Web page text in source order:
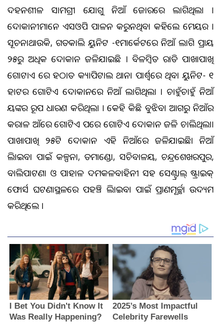
ଦହନଶୀଳ ସାମଗ୍ରୀ ଯୋଗୁ ନିଆଁ ଜୋରରେ ଲାଗିଥିଲା ।
ଦୋକାନୀମାନେ ଏସଓପି ପାଳନ କରୁନଥିବା କହିଲେ ମେୟର ।
ସୂଚନାଥାଉକି, ଗତକାଲି ୟୁନିଟ -୧ମାର୍କେଟରେ ନିଆଁ ଲାଗି ପ୍ରାୟ
୨୫ରୁ ଅଧିକ ଦୋକାନ ଜଳିଯାଇଛି । ବିଳମ୍ବିତ ରାତି ପାଖାପାଖି
ଗୋଟାଏ ରେ ହଠାତ କ୍ୟାପିଟାଲ ଥାନା ପାର୍ଶ୍ବରେ ଥିବା ୟୁନିଟ- ୧
ହାଟର ଗୋଟିଏ ଦୋକାନରେ ନିଆଁ ଲାଗିଥିଲା । ଚାହୁଁଚାହୁଁ ନିଆଁ
ଭୟଙ୍କର ରୂପ ଧାରଣ କରିଥିଲା । କେହି କିଛି ବୁଝିବା ଆଗରୁ ନିଆଁର
କରାଳ ଆଁରେ ଗୋଟିଏ ପରେ ଗୋଟିଏ ଦୋକାନ ଜଳି ଚାଲିଥିଲା।
ପାଖାପାଖି ୨୫ଟି ଦୋକାନ ଏହି ନିଆଁରେ ଜଳିଯାଇଛି। ନିଆଁ
ଲିଭାଇବା ପାଇଁ କଳ୍ପନା, ତମାଣ୍ଡୋ, ସଚିବାଳୟ, ଚନ୍ଦ୍ରଶେଖରପୁର,
ବାଲିପାଟଣା ଓ ପାହାଳ ଦମକଳବାହିନୀ ସହ ସେଣ୍ଟ୍ରାଲ୍‌ ଷ୍ଟ୍ରାଇକ୍‌
ଫୋର୍ସ ଘଟଣାସ୍ଥଳରେ ପହଞ୍ଚି ଲିଭାଇବା ପାଇଁ ପ୍ରାଣମୂର୍ଚ୍ଛା ଉଦ୍ୟମ
କରିଥିଲେ ।